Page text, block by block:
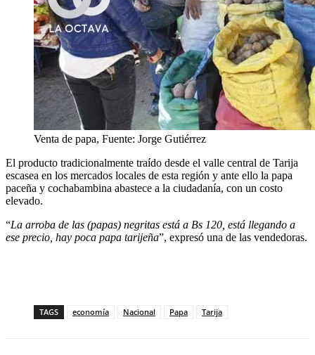
Venta de papa, Fuente: Jorge Gutiérrez
El producto tradicionalmente traído desde el valle central de Tarija
escasea en los mercados locales de esta región y ante ello la papa
paceña y cochabambina abastece a la ciudadanía, con un costo
elevado.
“La arroba de las (papas) negritas está a Bs 120, está llegando a
ese precio, hay poca papa tarijeña”, expresó una de las vendedoras.
TAGS economía Nacional Papa Tarija